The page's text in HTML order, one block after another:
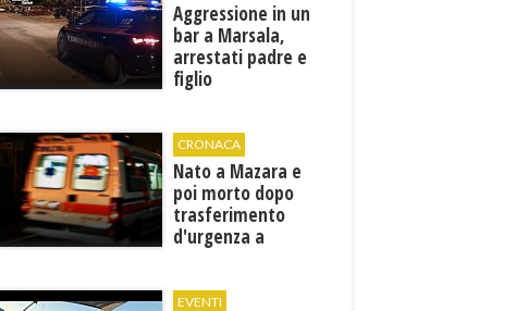
Aggressione in un
bar a Marsala,
arrestati padre e
figlio
CRONACA
Nato a Mazara e
poi morto dopo
trasferimento
d'urgenza a
EVENTI